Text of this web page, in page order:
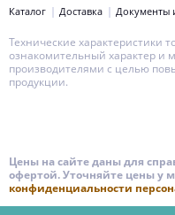
Каталог
Доставка Документы
Технические характеристики
ознакомительный характер и
производителями с целью
продукции.
Цены на сайте даны для
офертой. Уточняйте цены у
конфиденциальности